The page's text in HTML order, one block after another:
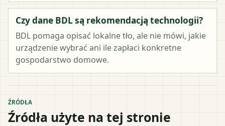
Czy dane BDL są rekomendacją technologii?
BDL pomaga opisać lokalne tło, ale nie mówi, jakie
urządzenie wybrać ani ile zapłaci konkretne
gospodarstwo domowe.
ŹRÓDŁA
Źródła użyte na tej stronie